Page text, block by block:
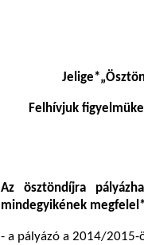
Felhívjuk
Az ösztöndíjra
mindegyikének
- a pályázó a 2014/2015-